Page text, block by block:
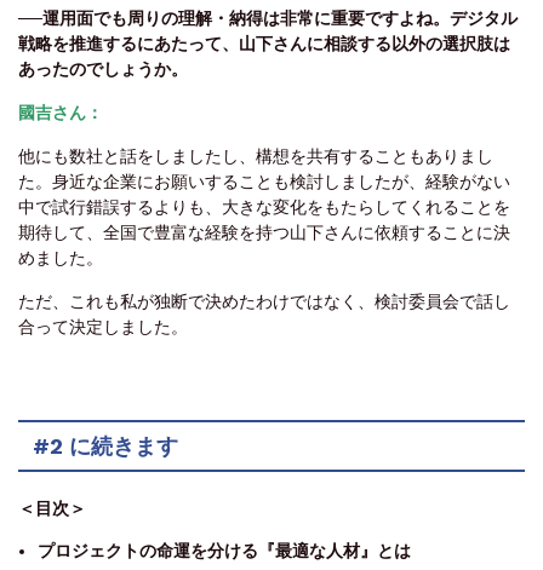
──運用面でも周りの理解・納得は非常に重要ですよね。デジタル
戦略を推進するにあたって、山下さんに相談する以外の選択肢は
あったのでしょうか。
國吉さん：
他にも数社と話をしましたし、構想を共有することもありまし
た。身近な企業にお願いすることも検討しましたが、経験がない
中で試行錯誤するよりも、大きな変化をもたらしてくれることを
期待して、全国で豊富な経験を持つ山下さんに依頼することに決
めました。
ただ、これも私が独断で決めたわけではなく、検討委員会で話し
合って決定しました。
#2 に続きます
＜目次＞
プロジェクトの命運を分ける『最適な人材』とは